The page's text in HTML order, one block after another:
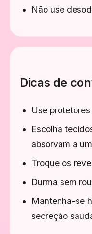
Não use
Dicas de
Use
Escolha
absorvam a
Troque os
Durma sem
Mantenha-se
secreção